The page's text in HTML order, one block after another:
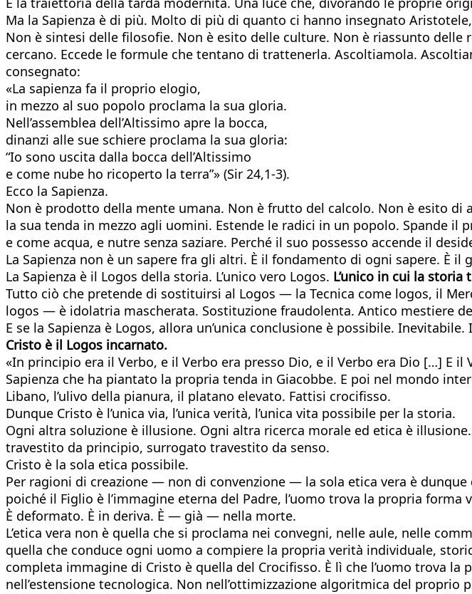
Ma la Sapienza è di più. Molto di più di quanto ci hanno insegnato
Non è sintesi delle filosofie. Non è esito delle culture. Non è riassunto
cercano. Eccede le formule che tentano di trattenerla. Ascoltiamola.
consegnato:
«La sapienza fa il proprio elogio,
in mezzo al suo popolo proclama la sua gloria.
Nell’assemblea dell’Altissimo apre la bocca,
dinanzi alle sue schiere proclama la sua gloria:
“Io sono uscita dalla bocca dell’Altissimo
e come nube ho ricoperto la terra”» (Sir 24,1-3).
Ecco la Sapienza.
Non è prodotto della mente umana. Non è frutto del calcolo. Non è esito di
la sua tenda in mezzo agli uomini. Estende le radici in un popolo. Spande
e come acqua, e nutre senza saziare. Perché il suo possesso accende il
La Sapienza non è un sapere fra gli altri. È il fondamento di ogni sapere. È il
La Sapienza è il Logos della storia. L’unico vero Logos. L’unico in cui la
Tutto ciò che pretende di sostituirsi al Logos — la Tecnica come logos, il
logos — è idolatria mascherata. Sostituzione fraudolenta. Antico mestiere
E se la Sapienza è Logos, allora un’unica conclusione è possibile.
Cristo è il Logos incarnato.
«In principio era il Verbo, e il Verbo era presso Dio, e il Verbo era Dio […] E il
Sapienza che ha piantato la propria tenda in Giacobbe. E poi nel mondo
Libano, l’ulivo della pianura, il platano elevato. Fattisi crocifisso.
Dunque Cristo è l’unica via, l’unica verità, l’unica vita possibile per la storia.
Ogni altra soluzione è illusione. Ogni altra ricerca morale ed etica è
travestito da principio, surrogato travestito da senso.
Cristo è la sola etica possibile.
Per ragioni di creazione — non di convenzione — la sola etica vera è
poiché il Figlio è l’immagine eterna del Padre, l’uomo trova la propria
È deformato. È in deriva. È — già — nella morte.
L’etica vera non è quella che si proclama nei convegni, nelle aule, nelle
quella che conduce ogni uomo a compiere la propria verità individuale,
completa immagine di Cristo è quella del Crocifisso. È lì che l’uomo trova
nell’estensione tecnologica. Non nell’ottimizzazione algoritmica del proprio